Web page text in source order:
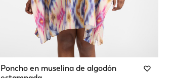
Poncho en muselina de algodón